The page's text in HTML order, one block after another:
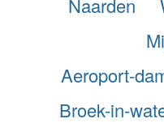
Naarden
Aeroport-
Broek-in-